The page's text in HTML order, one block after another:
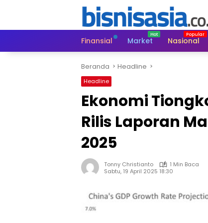
Finansial
Market Nasional
Beranda Headline
Headline
Ekonomi
Rilis Laporan
2025
Tonny Christianto
1 Min Baca
Sabtu, 19 April 2025 18:30